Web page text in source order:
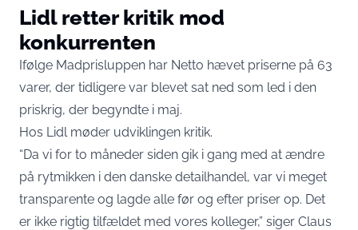
Lidl retter kritik mod
konkurrenten
Ifølge Madprisluppen har Netto hævet priserne på 63
varer, der tidligere var blevet sat ned som led i den
priskrig, der begyndte i maj.
Hos Lidl møder udviklingen kritik.
“Da vi for to måneder siden gik i gang med at ændre
på rytmikken i den danske detailhandel, var vi meget
transparente og lagde alle før og efter priser op. Det
er ikke rigtig tilfældet med vores kolleger,” siger Claus